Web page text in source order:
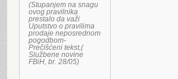
(Stupanjem na snagu
ovog pravilnika
prestalo da važi
Uputstvo o pravilima
prodaje neposrednom
pogodbom-
Prečišćeni tekst,(
Službene novine
FBiH, br. 28/05)